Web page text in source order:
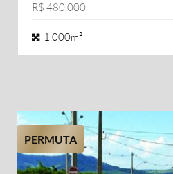
R$ 480.000
1.000m²
PERMUTA